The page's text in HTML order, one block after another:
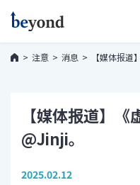
注意 消息 【媒体报
【媒体报道】
@Jinji。
2025.02.12